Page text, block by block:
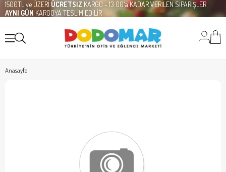
1500TL ve ÜZERİ ÜCRETSİZ KARGO - 13:00'a KADAR VERİLEN SİPARİŞLER
AYNI GÜN KARGOYA TESLİM EDİLİR
Anasayfa